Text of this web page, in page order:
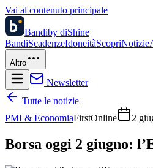
Vai al contenuto principale
Bandiby diShine
BandiScadenzeIdoneitàScopriNotizie
Altro
Newsletter
Tutte le notizie
PMI & EconomiaFirstOnline 2
Borsa oggi 2 giugno: